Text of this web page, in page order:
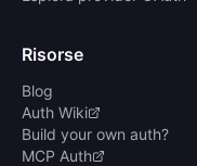
Risorse
Blog
Auth Wiki
Build your own auth?
MCP Auth